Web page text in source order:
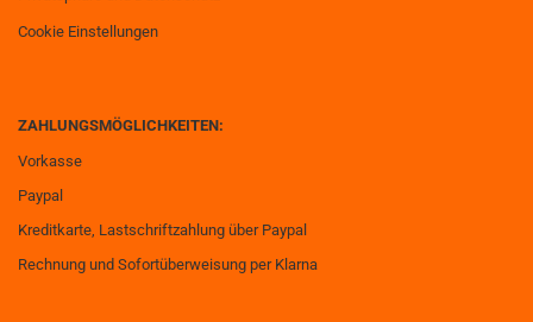
Cookie Einstellungen
ZAHLUNGSMÖGLICHKEITEN:
Vorkasse
Paypal
Kreditkarte, Lastschriftzahlung über Paypal
Rechnung und Sofortüberweisung per Klarna